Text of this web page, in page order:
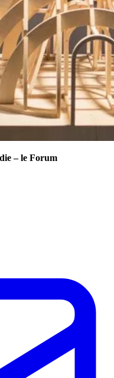
– le Forum